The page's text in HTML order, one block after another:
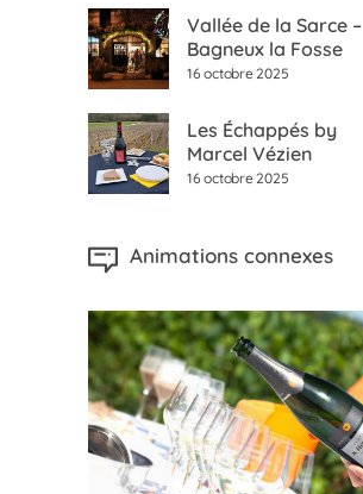
Vallée de la Sarce –
Bagneux la Fosse
16 octobre 2025
Les Échappés by
Marcel Vézien
16 octobre 2025
Animations connexes